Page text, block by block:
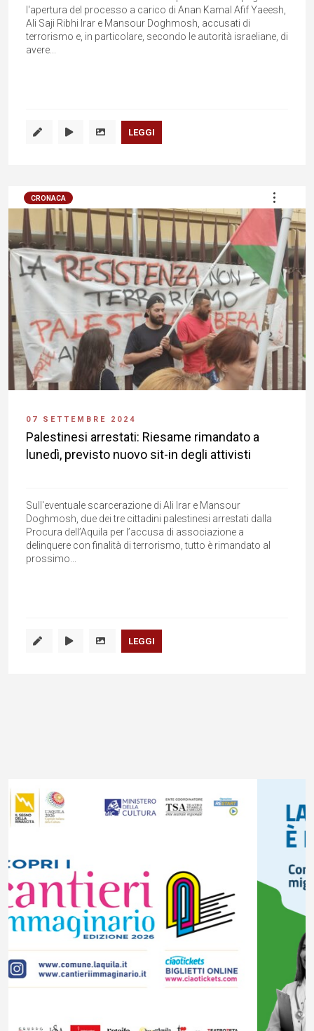
l'apertura del processo a carico di Anan Kamal Afif Yaeesh,
Ali Saji Ribhi Irar e Mansour Doghmosh, accusati di
terrorismo e, in particolare, secondo le autorità israeliane, di
avere...
LEGGI
CRONACA
07 SETTEMBRE 2024
Palestinesi arrestati: Riesame rimandato a
lunedì, previsto nuovo sit-in degli attivisti
Sull'eventuale scarcerazione di Ali Irar e Mansour
Doghmosh, due dei tre cittadini palestinesi arrestati dalla
Procura dell’Aquila per l’accusa di associazione a
delinquere con finalità di terrorismo, tutto è rimandato al
prossimo...
LEGGI